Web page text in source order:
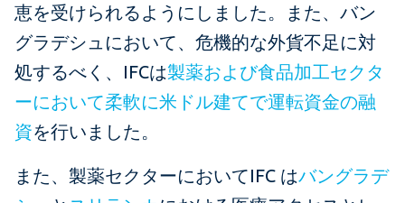
恵を受けられるようにしました。また、バン
グラデシュにおいて、危機的な外貨不足に対
処するべく、IFCは製薬および食品加工セクタ
ーにおいて柔軟に米ドル建てで運転資金の融
資を行いました。
また、製薬セクターにおいてIFC はバングラデ